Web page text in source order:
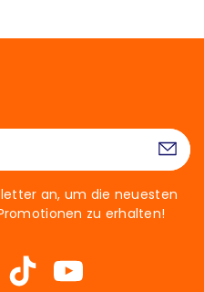
an, um die neuesten
zu erhalten!